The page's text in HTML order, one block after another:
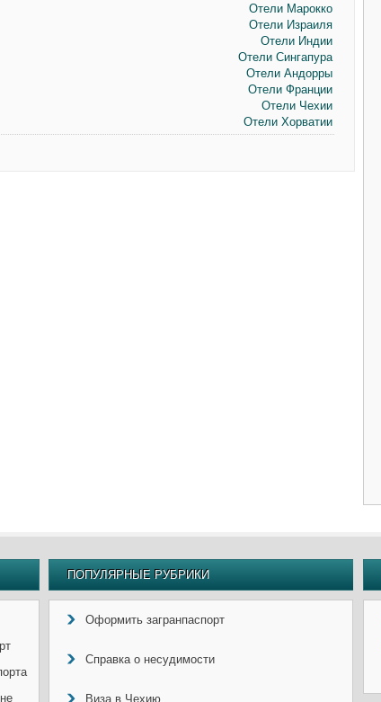
Отели Марокко
Отели Израиля
Отели Индии
Отели Сингапура
Отели Андорры
Отели Франции
Отели Чехии
Отели Хорватии
ПОПУЛЯРНЫЕ РУБРИКИ
Оформить загранпаспорт
Справка о несудимости
Виза в Чехию